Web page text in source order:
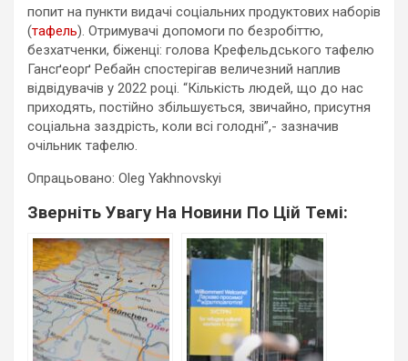
попит на пункти видачі соціальних продуктових наборів
(тафель). Отримувачі допомоги по безробіттю,
безхатченки, біженці: голова Крефельдського тафелю
Гансґеорґ Ребайн спостерігав величезний наплив
відвідувачів у 2022 році. “Кількість людей, що до нас
приходять, постійно збільшується, звичайно, присутня
соціальна заздрість, коли всі голодні”,- зазначив
очільник тафелю.
Опрацьовано: Oleg Yakhnovskyi
Зверніть Увагу На Новини По Цій Темі: